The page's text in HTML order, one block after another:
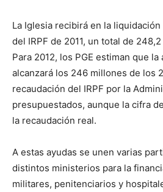
La Iglesia recibirá en la
del IRPF de 2011, un total de
Para 2012, los PGE estiman que
alcanzará los 246 millones de los
recaudación del IRPF por la
presupuestados, aunque la cifra
la recaudación real.
A estas ayudas se unen varias
distintos ministerios para la
militares, penitenciarios y